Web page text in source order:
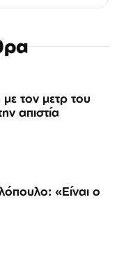
τον μετρ του
απιστία
«Είναι ο